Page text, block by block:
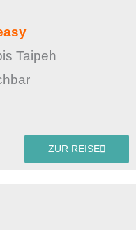
Taipeh
ZUR REISE